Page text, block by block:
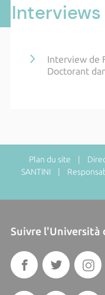
Interviews
Interview de
Doctorant
Plan du site |
SANTINI |
Suivre l'Università